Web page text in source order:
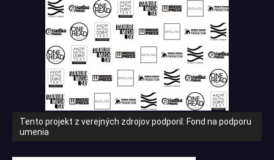
Tento projekt z verejných zdrojov podporil: Fond na podporu
umenia